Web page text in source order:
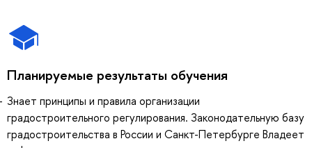
Планируемые результаты обучения
Знает принципы и правила организации
градостроительного регулирования. Законодательную базу
градостроительства в России и Санкт-Петербурге Владеет